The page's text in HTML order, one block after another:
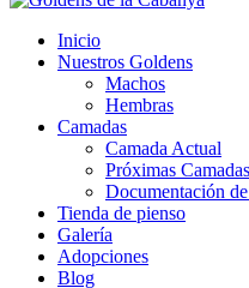
Inicio
Nuestros Goldens
Machos
Hembras
Camadas
Camada Actual
Próximas Camadas
Documentación
Tienda de pienso
Galería
Adopciones
Blog